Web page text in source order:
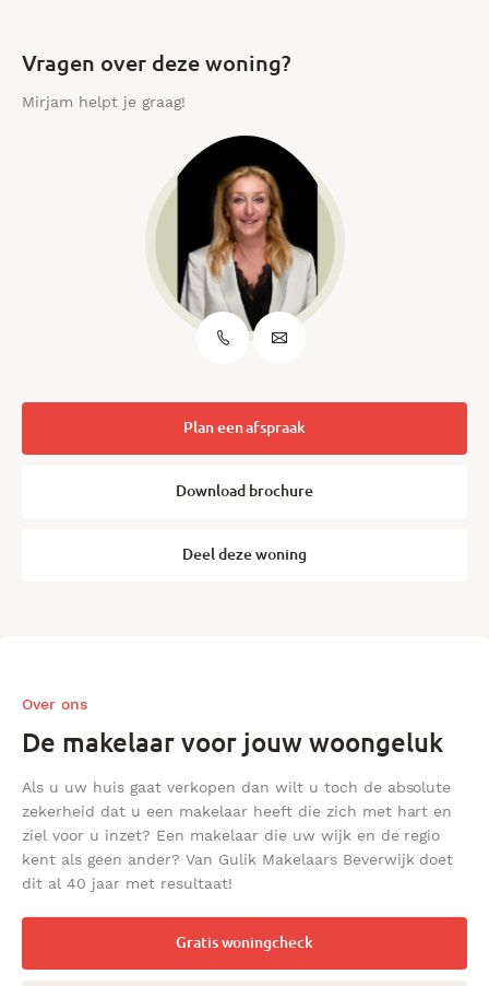
Vragen over deze woning?
Mirjam helpt je graag!
Plan een afspraak
Download brochure
Deel deze woning
Over ons
De makelaar voor jouw woongeluk
Als u uw huis gaat verkopen dan wilt u toch de absolute
zekerheid dat u een makelaar heeft die zich met hart en
ziel voor u inzet? Een makelaar die uw wijk en de regio
kent als geen ander? Van Gulik Makelaars Beverwijk doet
dit al 40 jaar met resultaat!
Gratis woningcheck